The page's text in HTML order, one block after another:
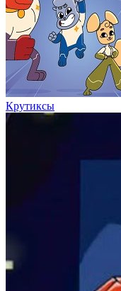
Крутиксы